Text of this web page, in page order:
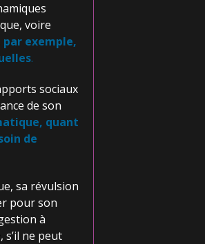
voire
exemple,
.
sociaux
de son
quant
de
sa révulsion
pour son
à
ne peut